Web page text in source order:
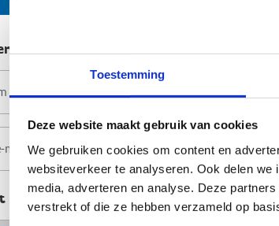
Toestemming
Deze website maakt gebruik van cookies
We gebruiken cookies om content en
websiteverkeer te analyseren. Ook delen
media, adverteren en analyse. Deze
verstrekt of die ze hebben verzameld op
welk domein jouw vraag behoort